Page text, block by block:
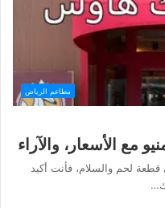
مطاعم الرياض
لحم والسلام، فأنت أكيد